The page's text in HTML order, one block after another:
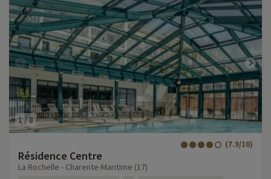
1/8
Résidence Centre
(7.9/10)
La Rochelle - Charente-Maritime (17)